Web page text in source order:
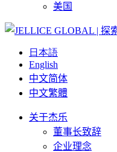
美国
日本語
English
中文简体
中文繁體
关于杰乐
董事长致辞
企业理念